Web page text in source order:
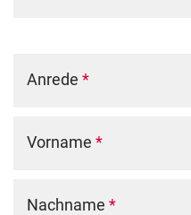
Anrede *
Vorname *
Nachname *